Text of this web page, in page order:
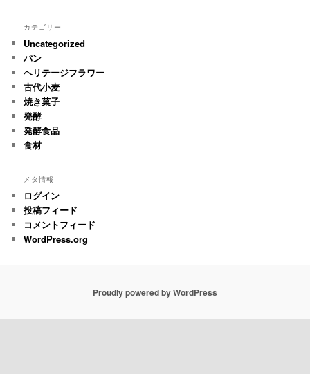
カテゴリー
Uncategorized
パン
ヘリテージフラワー
古代小麦
焼き菓子
発酵
発酵食品
食材
メタ情報
ログイン
投稿フィード
コメントフィード
WordPress.org
Proudly powered by WordPress